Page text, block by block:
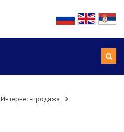
Интернет-продажа